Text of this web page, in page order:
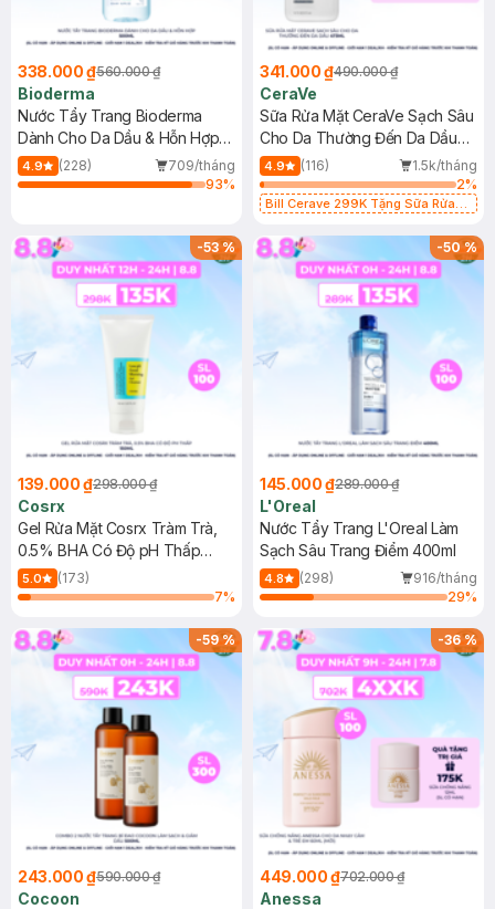
338.000 ₫560.000 ₫
Bioderma
Nước Tẩy Trang Bioderma
Dành Cho Da Dầu & Hỗn Hợp
500ml
4.9 (228)
709/tháng
93%
341.000 ₫490.000 ₫
CeraVe
Sữa Rửa Mặt CeraVe Sạch Sâu
Cho Da Thường Đến Da Dầu
473ml
4.9 (116)
1.5k/tháng
2%
Bill Cerave 299K Tặng Sữa Rửa
-53%
139.000 ₫298.000 ₫
Cosrx
Gel Rửa Mặt Cosrx Tràm Trà,
0.5% BHA Có Độ pH Thấp
150ml
5.0
(173)
7%
-50%
145.000 ₫289.000 ₫
L'Oreal
Nước Tẩy Trang L'Oreal Làm
Sạch Sâu Trang Điểm 400ml
4.8 (298)
916/tháng
29%
-59%
243.000 ₫590.000 ₫
Cocoon
-36%
449.000 ₫702.000 ₫
Anessa